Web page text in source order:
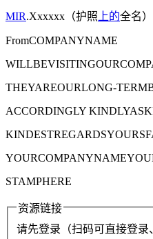
MIR.Xxxxxx（护照上的全名）
FromCOMPANYNAME
THEYAREOURLONG-
ACCORDINGLY
STAMPHERE
资源链接
请先登录（扫码可直接登录